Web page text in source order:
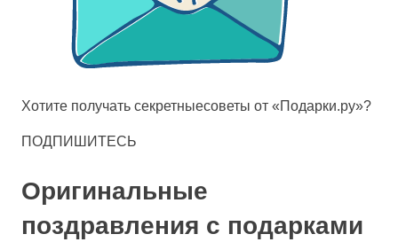
Хотите получать секретныесоветы от «Подарки.ру»?
ПОДПИШИТЕСЬ
Оригинальные
поздравления с подарками